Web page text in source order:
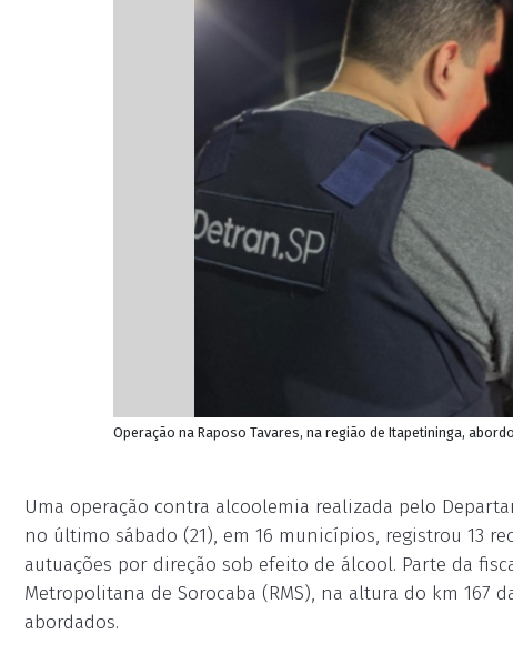
Operação na Raposo Tavares, na região de Itapetininga,
Uma operação contra alcoolemia realizada pelo
no último sábado (21), em 16 municípios, registrou 13
autuações por direção sob efeito de álcool. Parte da
Metropolitana de Sorocaba (RMS), na altura do km 167
abordados.